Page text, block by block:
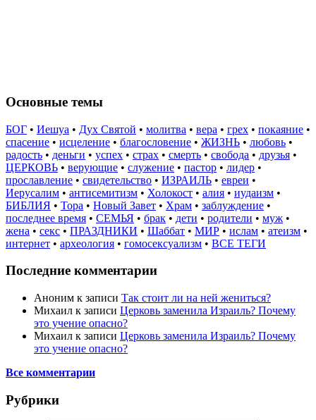
Основные темы
БОГ • Иешуа • Дух Святой • молитва • вера • грех • покаяние •
спасение • исцеление • благословение • ЖИЗНЬ • любовь •
радость • деньги • успех • страх • смерть • свобода • друзья •
ЦЕРКОВЬ • верующие • служение • пастор • лидер •
прославление • свидетельство • ИЗРАИЛЬ • евреи •
Иерусалим • антисемитизм • Холокост • алия • иудаизм •
БИБЛИЯ • Тора • Новый Завет • Храм • заблуждение •
последнее время • СЕМЬЯ • брак • дети • родители • муж •
жена • секс • ПРАЗДНИКИ • Шаббат • МИР • ислам • атеизм •
интернет • археология • гомосексуализм • ВСЕ ТЕГИ
Последние комментарии
Аноним к записи Так стоит ли на ней жениться?
Михаил к записи Церковь заменила Израиль? Почему
это учение опасно?
Михаил к записи Церковь заменила Израиль? Почему
это учение опасно?
Все комментарии
Рубрики